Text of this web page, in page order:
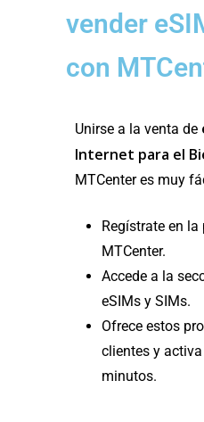
vender
con
Unirse a la venta de
Internet para el
MTCenter es muy
Regístrate en
MTCenter.
Accede a la
eSIMs y SIMs.
Ofrece estos
clientes y
minutos.